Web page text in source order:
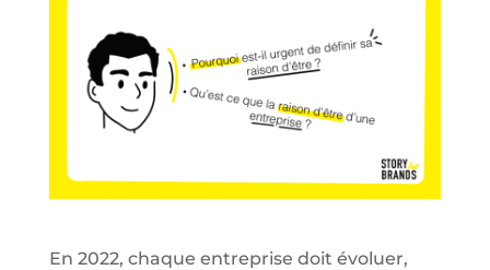
En 2022, chaque entreprise doit évoluer,